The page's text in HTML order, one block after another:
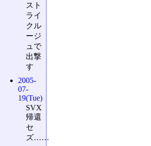
スト
ライ
クル
ージ
ュで
出撃
す
2005-
07-
19(Tue)
SVX
帰還
セ
ズ……